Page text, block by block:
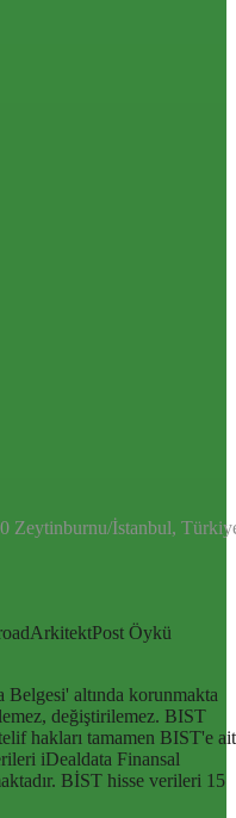
Zeytinburnu/İstanbul,
ArkitektPost Öykü
altında korunmakta
değiştirilemez. BIST
hakları tamamen BIST'e ait
iDealdata Finansal
BİST hisse verileri 15